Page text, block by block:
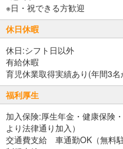
※日・祝できる方歓迎
休日休暇
休日:シフト日以外
有給休暇
育児休業取得実績あり(年間3名
福利厚生
加入保険:厚生年金・健康保険
より法律通り加入）
交通費支給 車通勤OK（無料駐